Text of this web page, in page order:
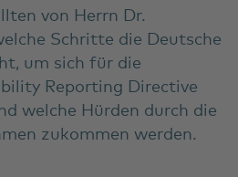
von Herrn Dr.
Schritte die Deutsche
um sich für die
Reporting Directive
welche Hürden durch die
zukommen werden.